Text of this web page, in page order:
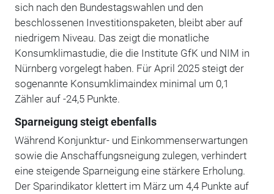
sich nach den Bundestagswahlen und den
beschlossenen Investitionspaketen, bleibt aber auf
niedrigem Niveau. Das zeigt die monatliche
Konsumklimastudie, die die Institute GfK und NIM in
Nürnberg vorgelegt haben. Für April 2025 steigt der
sogenannte Konsumklimaindex minimal um 0,1
Zähler auf -24,5 Punkte.
Sparneigung steigt ebenfalls
Während Konjunktur- und Einkommenserwartungen
sowie die Anschaffungsneigung zulegen, verhindert
eine steigende Sparneigung eine stärkere Erholung.
Der Sparindikator klettert im März um 4,4 Punkte auf